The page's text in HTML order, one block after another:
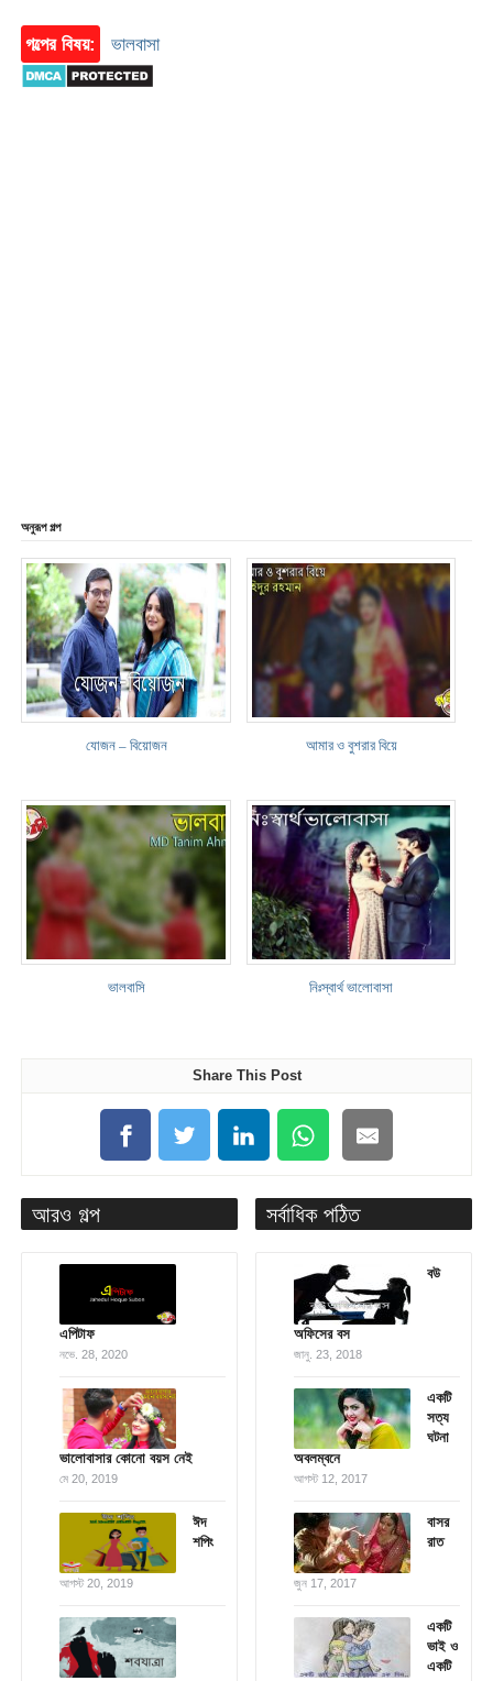
গল্পের বিষয়: ভালবাসা
অনুরূপ গল্প
যোজন – বিয়োজন আমার ও বুশরার বিয়ে
ভালবাসি নিঃস্বার্থ ভালোবাসা
Share This Post
আরও গল্প
এপিটাফ
নভে. 28, 2020
ভালোবাসার কোনো বয়স নেই
মে 20, 2019
ঈদ
শপিং
আগস্ট 20, 2019
সর্বাধিক পঠিত
বউ
অফিসের বস
জানু. 23, 2018
একটি
সত্য
ঘটনা
অবলম্বনে
আগস্ট 12, 2017
বাসর
রাত
জুন 17, 2017
একটি
ভাই ও
একটি